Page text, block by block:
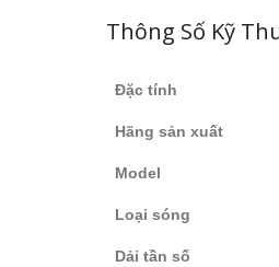
Thông Số Kỹ
Đặc tính
Hãng sản xuất
Model
Loại sóng
Dải tần số